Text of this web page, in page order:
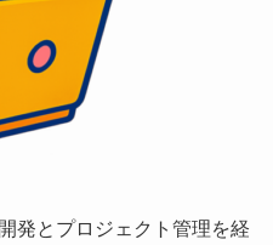
発とプロジェクト管理を経